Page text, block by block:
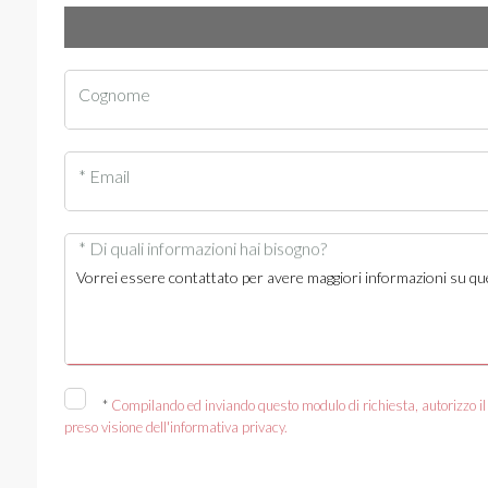
Cognome
* Email
* Di quali informazioni hai bisogno?
* Compilando ed inviando questo modulo di richiesta,
preso visione dell'informativa privacy.